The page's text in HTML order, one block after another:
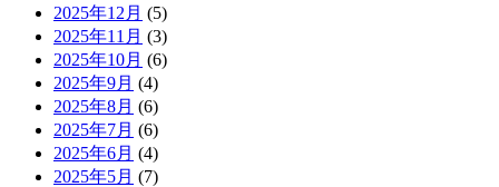
2025年12月 (5)
2025年11月 (3)
2025年10月 (6)
2025年9月 (4)
2025年8月 (6)
2025年7月 (6)
2025年6月 (4)
2025年5月 (7)